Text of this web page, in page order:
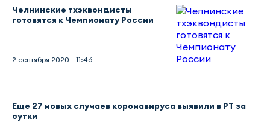
Челнинские тхэквондисты
готовятся к Чемпионату России
2 сентября 2020 - 11:46
Еще 27 новых случаев коронавируса выявили в РТ за
сутки